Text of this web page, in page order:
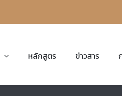
หลักสูตร ข่าวสาร